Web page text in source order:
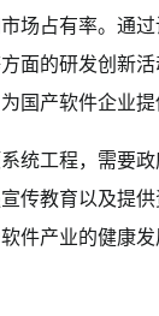
场占有率。通
面的研发创新
国产软件企业
统工程，需要
传教育以及提
件产业的健康